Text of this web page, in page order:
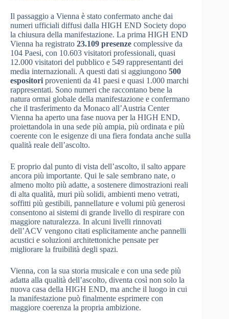
Il passaggio a Vienna è stato confermato anche dai
numeri ufficiali diffusi dalla HIGH END Society dopo
la chiusura della manifestazione. La prima HIGH END
Vienna ha registrato 23.109 presenze complessive da
104 Paesi, con 10.603 visitatori professionali, quasi
12.000 visitatori del pubblico e 549 rappresentanti dei
media internazionali. A questi dati si aggiungono 500
espositori provenienti da 41 paesi e quasi 1.000 marchi
rappresentati. Sono numeri che raccontano bene la
natura ormai globale della manifestazione e confermano
che il trasferimento da Monaco all’Austria Center
Vienna ha aperto una fase nuova per la HIGH END,
proiettandola in una sede più ampia, più ordinata e più
coerente con le esigenze di una fiera fondata anche sulla
qualità reale dell’ascolto.
E proprio dal punto di vista dell’ascolto, il salto appare
ancora più importante. Qui le sale sembrano nate, o
almeno molto più adatte, a sostenere dimostrazioni reali
di alta qualità, muri più solidi, ambienti meno vetrati,
soffitti più gestibili, pannellature e volumi più generosi
consentono ai sistemi di grande livello di respirare con
maggiore naturalezza. In alcuni livelli rinnovati
dell’ACV vengono citati esplicitamente anche pannelli
acustici e soluzioni architettoniche pensate per
migliorare la fruibilità degli spazi.
Vienna, con la sua storia musicale e con una sede più
adatta alla qualità dell’ascolto, diventa così non solo la
nuova casa della HIGH END, ma anche il luogo in cui
la manifestazione può finalmente esprimere con
maggiore coerenza la propria ambizione.